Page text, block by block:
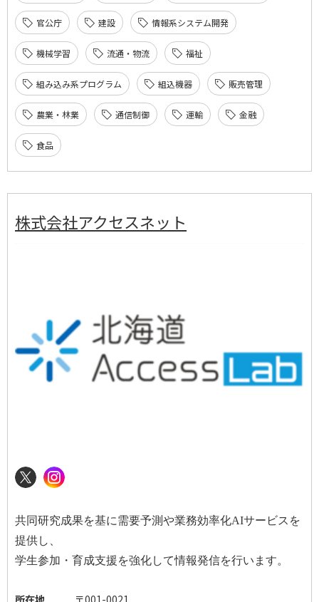
官公庁 建設 情報系システム開発
機械学習 流通・物流 福祉
組み込み系プログラム 組込機器 販売管理
農業・林業 通信制御 運輸 金融
食品
株式会社アクセスネット
共同研究成果を基に需要予測や業務効率化AIサービスを
提供し、
学生参加・育成支援を強化して情報発信を行います。